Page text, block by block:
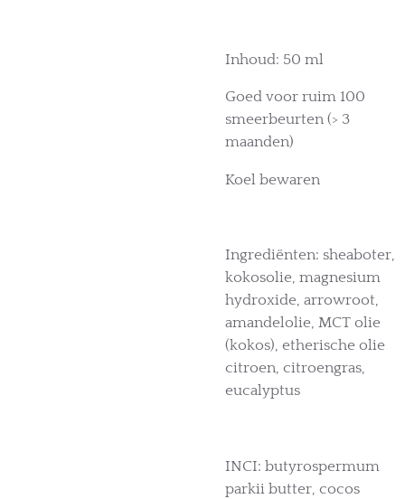
Inhoud: 50 ml
Goed voor ruim 100
smeerbeurten (> 3
maanden)
Koel bewaren
Ingrediënten: sheaboter,
kokosolie, magnesium
hydroxide, arrowroot,
amandelolie, MCT olie
(kokos), etherische olie
citroen, citroengras,
eucalyptus
INCI: butyrospermum
parkii butter, cocos